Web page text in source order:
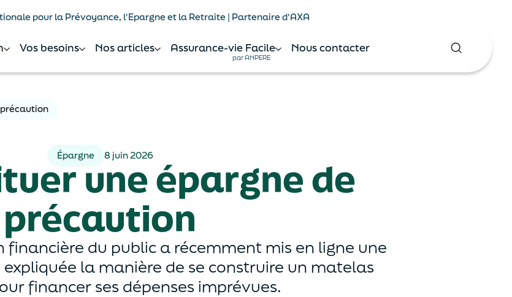
pour la Prévoyance, l'Epargne et la Retraite | Partenaire d'AXA
Vos besoins Nos articles Assurance-vie Facile
par ANPERE
Nous contacter
Épargne 8 juin 2026
une épargne de
précaution
financière du public a récemment mis en ligne une
la manière de se construire un matelas
financer ses dépenses imprévues.